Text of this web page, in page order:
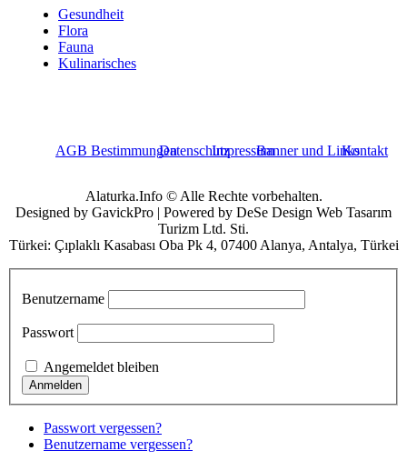
Gesundheit
Flora
Fauna
Kulinarisches
AGB BestimmungenDatenschutzImpressumBanner und LinksKontakt
Alaturka.Info © Alle Rechte vorbehalten.
Designed by GavickPro | Powered by DeSe Design Web Tasarım
Turizm Ltd. Sti.
Türkei: Çıplaklı Kasabası Oba Pk 4, 07400 Alanya, Antalya, Türkei
Benutzername
Passwort
Angemeldet bleiben
Passwort vergessen?
Benutzername vergessen?